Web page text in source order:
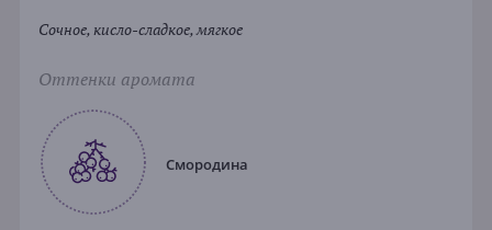
Сочное, кисло-сладкое, мягкое
Оттенки аромата
Смородина